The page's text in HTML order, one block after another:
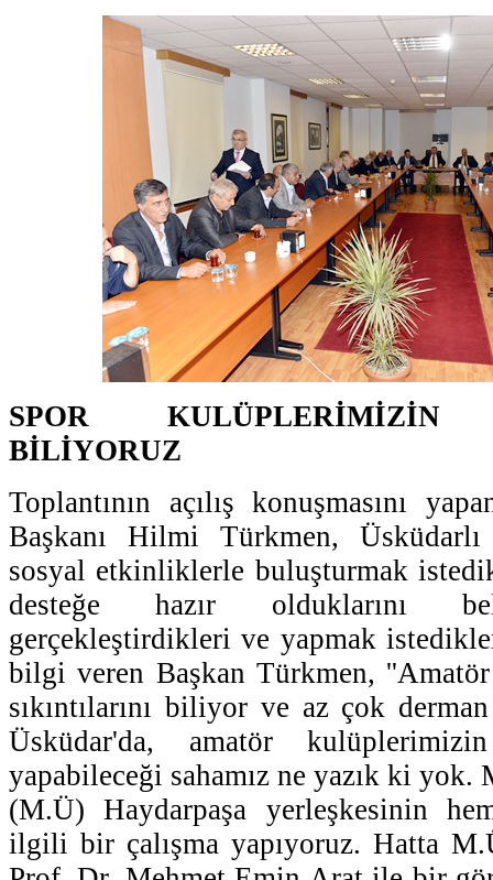
SPOR KULÜPLERİMİZİN
BİLİYORUZ
Toplantının açılış konuşmasını
Başkanı Hilmi Türkmen,
sosyal etkinliklerle buluşturmak
desteğe hazır olduklarını
gerçekleştirdikleri ve yapmak
bilgi veren Başkan Türkmen,
sıkıntılarını biliyor ve az çok
Üsküdar'da, amatör
yapabileceği sahamız ne yazık ki yok.
(M.Ü) Haydarpaşa yerleşkesinin
ilgili bir çalışma yapıyoruz. Hatta